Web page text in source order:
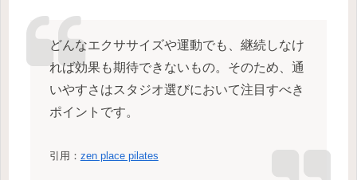
どんなエクササイズや運動でも、継続しなけ
れば効果も期待できないもの。そのため、通
いやすさはスタジオ選びにおいて注目すべき
ポイントです。
引用： zen place pilates